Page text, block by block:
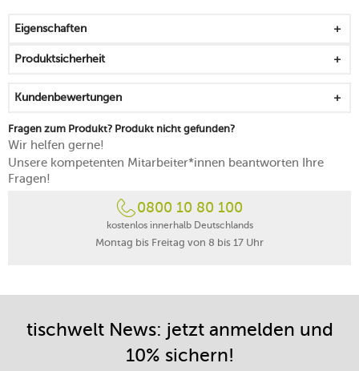
Lacke und Farben sind wasserbasiert
präzises u’Select System zur Einstellung des
festlegen
der feine Mahlgrad bringt die Schärfe hervor
grob gemahlener Pfeffer steht für einen vollmundigen
Geschmack
die mittleren Mahlgrade balancieren Schärfe und
nur Pfefferkörner mit einer max. Größe von 5 mm
für schwarzen, weißen und roten Pfeffer geeignet
made in France
Eigenschaften
Produktsicherheit
Kundenbewertungen
Fragen zum Produkt? Produkt nicht gefunden?
Wir helfen gerne!
Unsere kompetenten Mitarbeiter*innen beantworten Ihre
Fragen!
0800 10 80 100
kostenlos innerhalb Deutschlands
Montag bis Freitag von 8 bis 17 Uhr
tischwelt News: jetzt anmelden und
10% sichern!